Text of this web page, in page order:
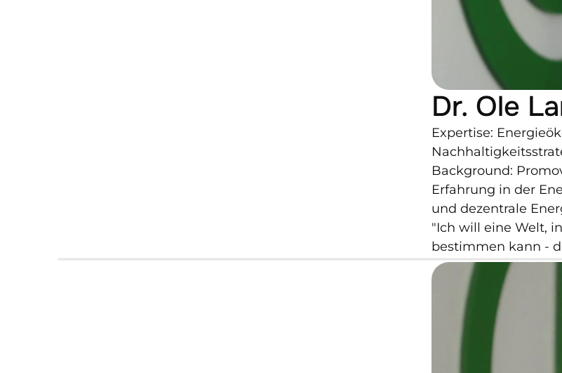
Dr. Ole
Expertise:
Background:
Erfahrung in der
und dezentrale
"Ich will eine Welt,
bestimmen kann -